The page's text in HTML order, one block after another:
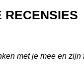
RECENSIES
bestelling is goed
weekend bleek dat
Ik heb dus zelf